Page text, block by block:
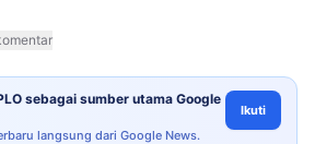
sebagai sumber utama Google
langsung dari Google News.
Ikuti